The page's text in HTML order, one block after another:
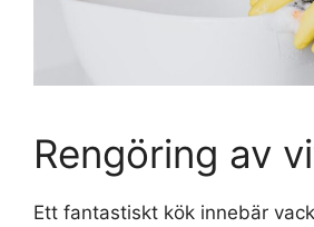
Rengöring av
Ett fantastiskt kök innebär